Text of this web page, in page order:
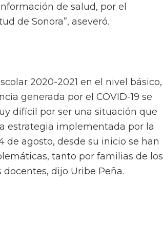
de salud, por el
de Sonora”, aseveró.
2020-2021 en el nivel básico,
generada por el COVID-19 se
difícil por ser una situación que
estrategia implementada por la
de agosto, desde su inicio se han
tanto por familias de los
dijo Uribe Peña.